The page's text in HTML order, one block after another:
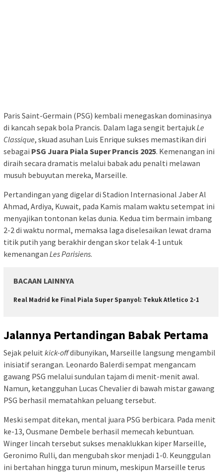
Paris Saint-Germain (PSG) kembali menegaskan dominasinya
di kancah sepak bola Prancis. Dalam laga sengit bertajukLe
Classique, skuad asuhan Luis Enrique sukses memastikan diri
sebagai PSG Juara Piala Super Prancis 2025. Kemenangan ini
diraih secara dramatis melalui babak adu penalti melawan
musuh bebuyutan mereka, Marseille.
Pertandingan yang digelar di Stadion Internasional Jaber Al
Ahmad, Ardiya, Kuwait, pada Kamis malam waktu setempat ini
menyajikan tontonan kelas dunia. Kedua tim bermain imbang
2-2 di waktu normal, memaksa laga diselesaikan lewat drama
titik putih yang berakhir dengan skor telak 4-1 untuk
kemenangan Les Parisiens.
BACAAN LAINNYA
Real Madrid ke Final Piala Super Spanyol: Tekuk Atletico 2-1
Jalannya Pertandingan Babak Pertama
Sejak peluit kick-offdibunyikan, Marseille langsung mengambil
inisiatif serangan. Leonardo Balerdi sempat mengancam
gawang PSG melalui sundulan tajam di menit-menit awal.
Namun, ketangguhan Lucas Chevalier di bawah mistar gawang
PSG berhasil mematahkan peluang tersebut.
Meski sempat ditekan, mental juara PSG berbicara. Pada menit
ke-13, Ousmane Dembele berhasil memecah kebuntuan.
Winger lincah tersebut sukses menaklukkan kiper Marseille,
Geronimo Rulli, dan mengubah skor menjadi 1-0. Keunggulan
ini bertahan hingga turun minum, meskipun Marseille terus